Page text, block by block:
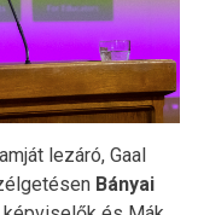
lezáró, Gaal
Bányai